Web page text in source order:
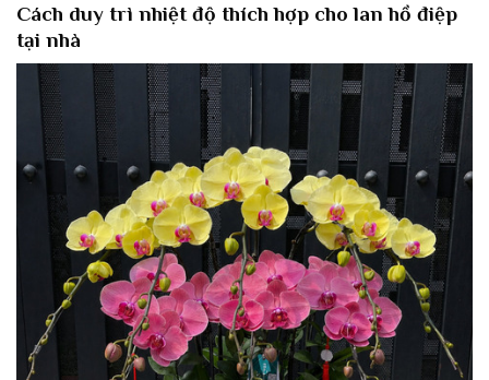
Cách duy trì nhiệt độ thích hợp cho lan hồ điệp
tại nhà